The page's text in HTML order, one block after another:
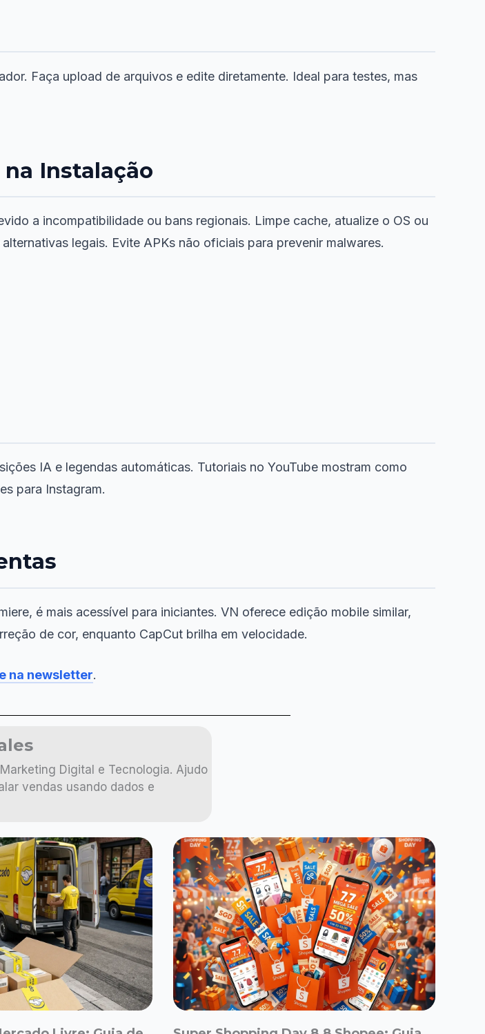
Faça upload de arquivos e edite diretamente. Ideal para testes, mas
na Instalação
a incompatibilidade ou bans regionais. Limpe cache, atualize o OS ou
legais. Evite APKs não oficiais para prevenir malwares.
IA e legendas automáticas. Tutoriais no YouTube mostram como
para Instagram.
é mais acessível para iniciantes. VN oferece edição mobile similar,
de cor, enquanto CapCut brilha em velocidade.
na newsletter.
Digital e Tecnologia. Ajudo
vendas usando dados e